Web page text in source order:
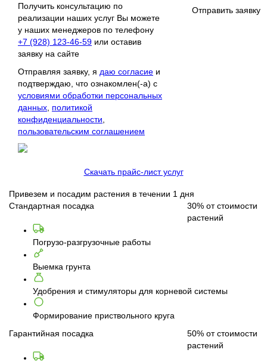
Получить консультацию по
реализации наших услуг Вы можете
у наших менеджеров по телефону
+7 (928) 123-46-59 или оставив
заявку на сайте
Отправляя заявку, я даю согласие и
подтверждаю, что ознакомлен(-а) с
условиями обработки персональных
данных политикой
конфиденциальности
пользовательским соглашением
Отправить заявку
Скачать прайс-лист услуг
Привезем и посадим растения в течении 1 дня
Стандартная посадка
30% от стоимости
растений
Погрузо-разгрузочные работы
Выемка грунта
Удобрения и стимуляторы для корневой системы
Формирование приствольного круга
Гарантийная посадка
50% от стоимости
растений